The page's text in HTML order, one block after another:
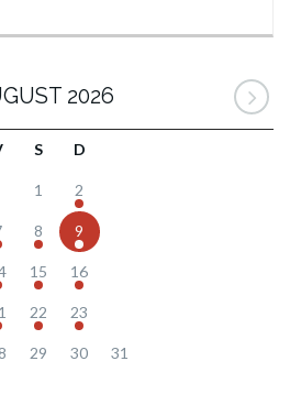
2026
S D
1 2
8 9
15 16
22 23
29 30 31